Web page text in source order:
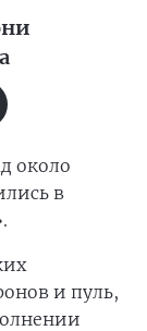
около
в
и пуль,